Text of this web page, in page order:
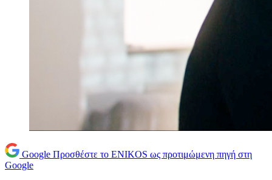
Google Προσθέστε το ENIKOS ως προτιμώμενη πηγή στη
Google